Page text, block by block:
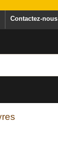
Contactez-nous